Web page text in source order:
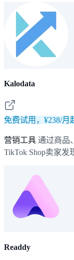
Kalodata
免费试用，¥238/月
营销工具 通过商品
TikTok Shop卖家发
Readdy